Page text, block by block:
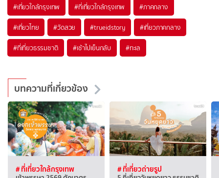
#เที่ยวใกล้กรุงเทพ #ที่เที่ยวใกล้กรุงเทพ #ภาคกลาง
#เที่ยวไทย #วัดสวย #trueidstory #เที่ยวภาคกลาง
#ที่เที่ยวธรรมชาติ #เช้าไปเย็นกลับ #ทะเล
บทความที่เกี่ยวข้อง
# ที่เที่ยวใกล้กรุงเทพ # ที่เที่ยวถ่ายรูป